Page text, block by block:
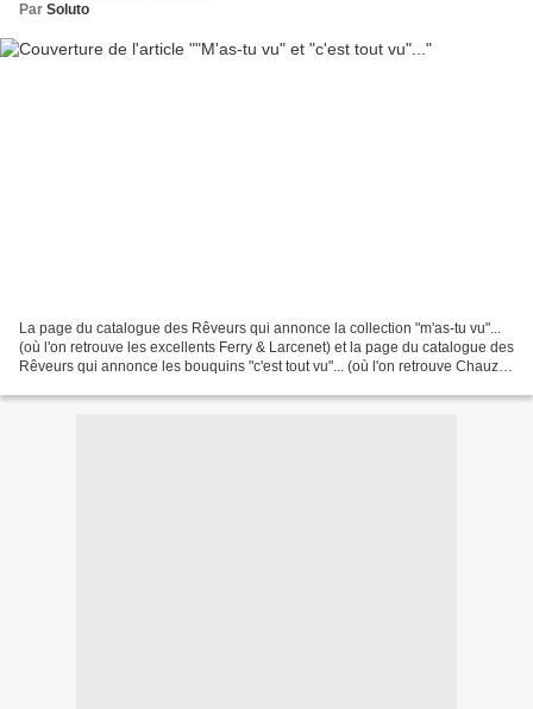
Par Soluto
La page du catalogue des Rêveurs qui annonce la collection "m'as-tu vu"...
(où l'on retrouve les excellents Ferry & Larcenet) et la page du catalogue des
Rêveurs qui annonce les bouquins "c'est tout vu"... (où l'on retrouve Chauzy,